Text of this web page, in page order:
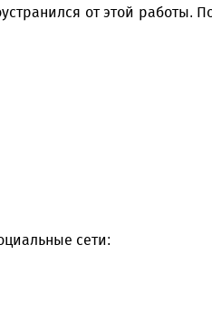
от этой работы.
сети: